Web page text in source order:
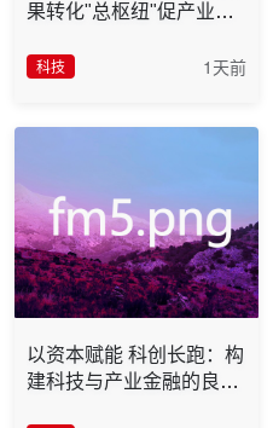
果转化"总枢纽"促产业升
科技
1天前
以资本赋能 科创长跑：构
建科技与产业金融的良性